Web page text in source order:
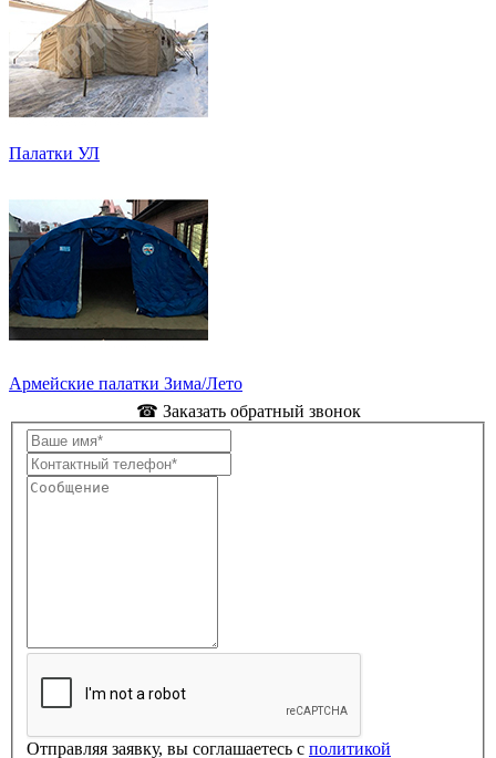
Палатки УЛ
Армейские палатки Зима/Лето
☎ Заказать обратный звонок
Отправляя заявку, вы соглашаетесь с политикой